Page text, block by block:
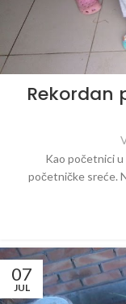
Rekordan
Kao početnici
početničke sreće.
07
JUL